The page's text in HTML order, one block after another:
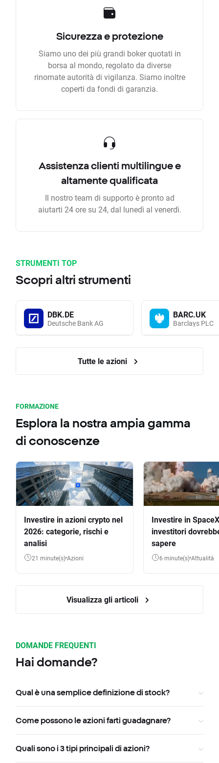
Sicurezza e protezione
Siamo uno dei più grandi boker quotati in
borsa al mondo, regolato da diverse
rinomate autorità di vigilanza. Siamo inoltre
coperti da fondi di garanzia.
Assistenza clienti multilingue e
altamente qualificata
Il nostro team di supporto è pronto ad
aiutarti 24 ore su 24, dal lunedì al venerdì.
STRUMENTI TOP
Scopri altri strumenti
DBK.DE
Deutsche Bank AG
BARC.UK
Barclays PLC
Tutte le azioni
FORMAZIONE
Esplora la nostra ampia gamma
di conoscenze
Investire in azioni crypto nel
2026: categorie, rischi e
analisi
21 minute(s) Azioni
Investire in
investitori
sapere
6 minute(s) Attualità
Visualizza gli articoli
DOMANDE FREQUENTI
Hai domande?
Qual è una semplice definizione di stock?
Come possono le azioni farti guadagnare?
Quali sono i 3 tipi principali di azioni?